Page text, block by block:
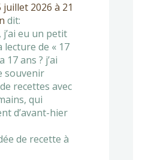
juillet 2026 à 21
dit:
j’ai eu un petit
lecture de « 17
17 ans ? j’ai
souvenir
recettes avec
qui
d’avant-hier
de recette à